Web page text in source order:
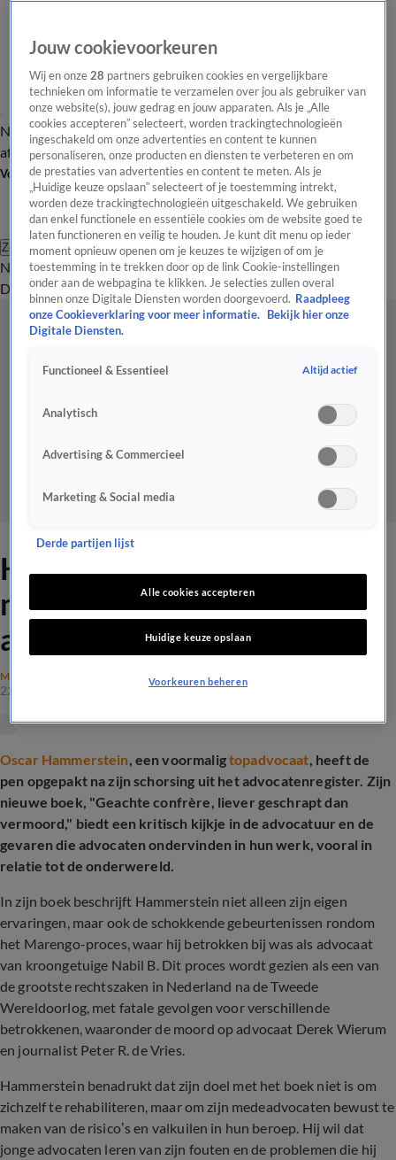
Nieuws van de DagOpinie van de Dag Onze categorieën Laatste
afleveringVideo's Nieuws van de Dag Podcast
Volg Nieuws van de Dag
Zoeken
Nieuws van de DagOpinie van de
Dag
Video'sUitzendingen PodcastPanelContact
Hammerstein slaat terug
met explosief boek over
advocatenwereld
MAATSCHAPPIJ
22 mei 2025, 19:03
Oscar Hammerstein, een voormaligtopadvocaat, heeft de
pen opgepakt na zijn schorsing uit het advocatenregister. Zijn
nieuwe boek, "Geachte confrère, liever geschrapt dan
vermoord," biedt een kritisch kijkje in de advocatuur en de
gevaren die advocaten ondervinden in hun werk, vooral in
relatie tot de onderwereld.
In zijn boek beschrijft Hammerstein niet alleen zijn eigen
ervaringen, maar ook de schokkende gebeurtenissen rondom
het Marengo-proces, waar hij betrokken bij was als advocaat
van kroongetuige Nabil B. Dit proces wordt gezien als een van
de grootste rechtszaken in Nederland na de Tweede
Wereldoorlog, met fatale gevolgen voor verschillende
betrokkenen, waaronder de moord op advocaat Derek Wierum
en journalist Peter R. de Vries.
Hammerstein benadrukt dat zijn doel met het boek niet is om
zichzelf te rehabiliteren, maar om zijn medeadvocaten bewust te
maken van de risico’s en valkuilen in hun beroep. Hij wil dat
jonge advocaten leren van zijn fouten en de problemen die hij
Jouw cookievoorkeuren
Wij en onze28 partners gebruiken cookies en vergelijkbare
technieken om informatie te verzamelen over jou als gebruiker van
onze website(s), jouw gedrag en jouw apparaten. Als je „Alle
cookies accepteren” selecteert, worden trackingtechnologieën
ingeschakeld om onze advertenties en content te kunnen
personaliseren, onze producten en diensten te verbeteren en om
de prestaties van advertenties en content te meten. Als je
„Huidige keuze opslaan” selecteert of je toestemming intrekt,
worden deze trackingtechnologieën uitgeschakeld. We gebruiken
dan enkel functionele en essentiële cookies om de website goed te
laten functioneren en veilig te houden. Je kunt dit menu op ieder
moment opnieuw openen om je keuzes te wijzigen of om je
toestemming in te trekken door op de link Cookie-instellingen
onder aan de webpagina te klikken. Je selecties zullen overal
binnen onze Digitale Diensten worden doorgevoerd. Raadpleeg
onze Cookieverklaring voor meer informatie.
Bekijk hier onze
Digitale Diensten.
Functioneel & Essentieel Altijd actief
Analytisch
Advertising & Commercieel
Marketing & Social media
Derde partijen lijst
Alle cookies accepteren
Huidige keuze opslaan
Voorkeuren beheren